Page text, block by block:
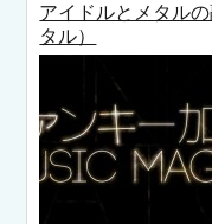
アイドルとメタル
タル）